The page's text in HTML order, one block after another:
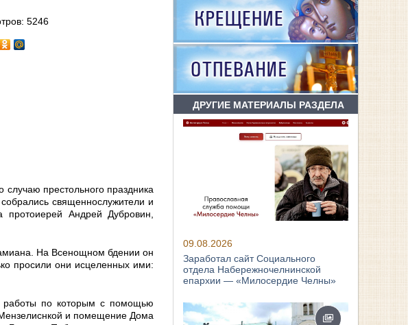
5246
престольного праздника
священнослужители и
протоиерей Андрей Дубровин,
На Всенощном бдении он
просили они исцеленных ими:
работы по которым с помощью
и помещение Дома
ДРУГИЕ МАТЕРИАЛЫ РАЗДЕЛА
09.08.2026
Заработал сайт Социального
отдела Набережночелнинской
епархии — «Милосердие Челны»